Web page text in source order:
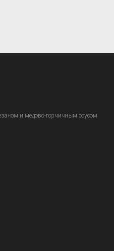
и медово-горчичным соусом